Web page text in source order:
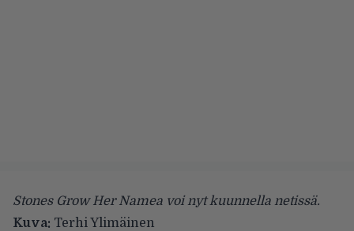
Stones Grow Her Namea voi nyt kuunnella netissä.
Kuva: Terhi Ylimäinen